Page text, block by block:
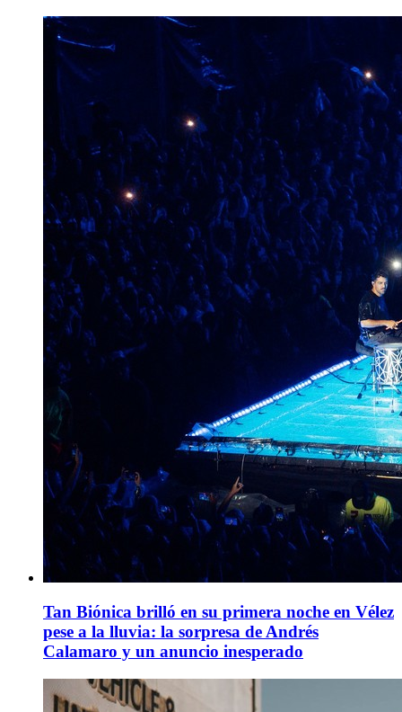
Tan Biónica brilló en su primera noche en Vélez
pese a la lluvia: la sorpresa de Andrés
Calamaro y un anuncio inesperado